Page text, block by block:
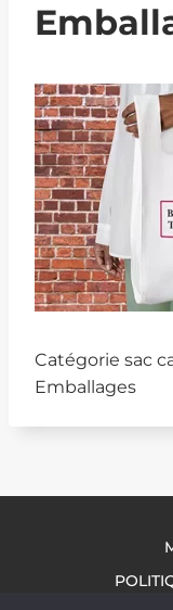
Catégorie sac
Emballages